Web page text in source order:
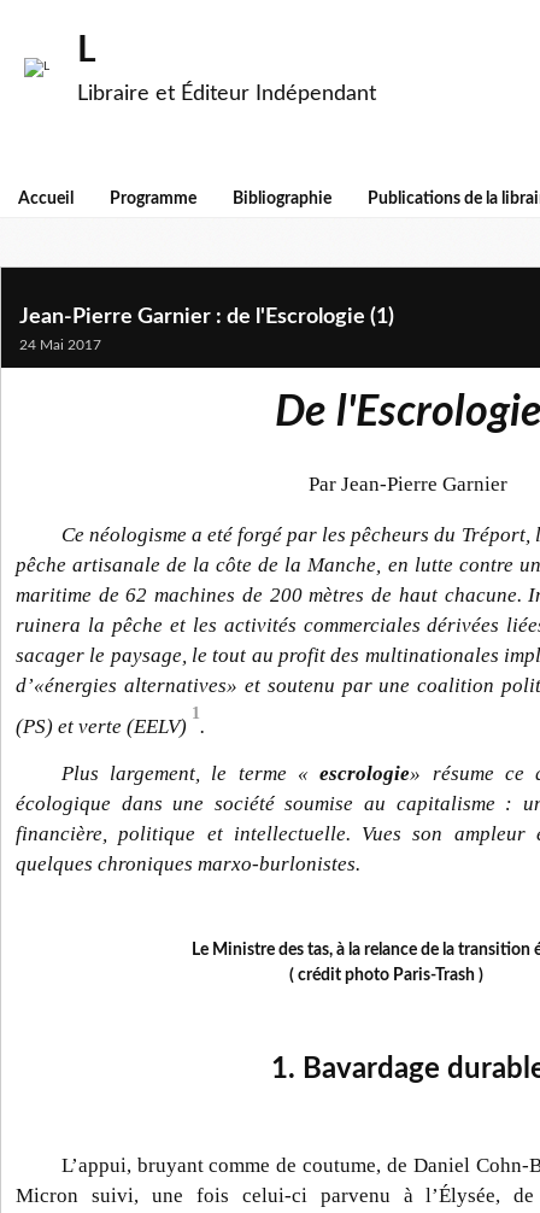
L
Libraire et Éditeur Indépendant
Accueil Programme Bibliographie Publications de la
Jean-Pierre Garnier : de l'Escrologie (1)
24 Mai 2017
De
Par Jean-Pierre Garnier
Ce néologisme a eté forgé par les pêcheurs du Tréport,
pêche artisanale de la côte de la Manche, en lutte contre
maritime de 62 machines de 200 mètres de haut chacune.
ruinera la pêche et les activités commerciales dérivées
sacager le paysage, le tout au profit des multinationales
d’«énergies alternatives» et soutenu par une coalition
(PS) et verte (EELV)
1
.
Plus largement, le terme «escrologie» résume ce
écologique dans une société soumise au capitalisme :
financière, politique et intellectuelle. Vues son
quelques chroniques marxo-burlonistes.
Le Ministre des tas, à la relance de la transition
( crédit photo Paris-Trash )
1. Bavardage
L’appui, bruyant comme de coutume, de Daniel
Micron suivi, une fois celui-ci parvenu à l’Élysée,